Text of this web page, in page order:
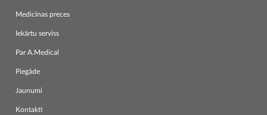
Medicīnas preces
Iekārtu serviss
Par A.Medical
Piegāde
Jaunumi
Kontakti